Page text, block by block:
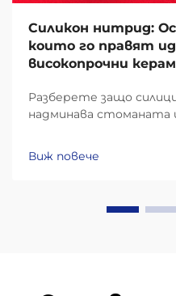
Силикон нитрид:
които го правят
високопрочни
Разберете защо
надминава стоманата
с 60% по-ниско
Идеални за
Виж повече